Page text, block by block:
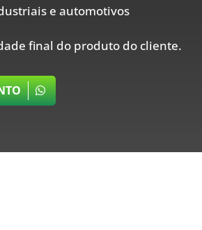
e automotivos
final do produto do cliente.